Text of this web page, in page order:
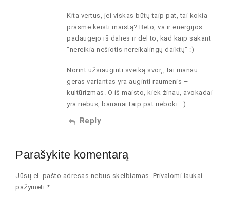
Kita vertus, jei viskas būtų taip pat, tai kokia
prasmė keisti maistą? Beto, va ir energijos
padaugėjo iš dalies ir dėl to, kad kaip sakant
"nereikia nešiotis nereikalingų daiktų" :)
Norint užsiauginti sveiką svorį, tai manau
geras variantas yra auginti raumenis –
kultūrizmas. O iš maisto, kiek žinau, avokadai
yra riebūs, bananai taip pat rieboki. :)
Reply
Parašykite komentarą
Jūsų el. pašto adresas nebus skelbiamas. Privalomi laukai
pažymėti *